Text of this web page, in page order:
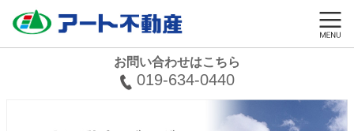
お問い合わせはこちら
019-634-0440